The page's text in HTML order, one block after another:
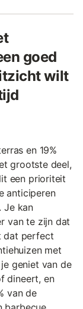
goed
wilt
en 19%
grootste deel,
een prioriteit
anticiperen
Je kan
van te zijn dat
dat perfect
met
geniet van de
dineert, en
van de